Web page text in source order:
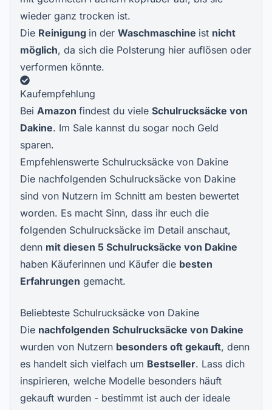
wieder ganz trocken ist.
Die Reinigung in der Waschmaschine ist nicht
möglich, da sich die Polsterung hier auflösen oder
verformen könnte.
Kaufempfehlung
Bei Amazon findest du viele Schulrucksäcke von
Dakine. Im Sale kannst du sogar noch Geld
sparen.
Empfehlenswerte Schulrucksäcke von Dakine
Die nachfolgenden Schulrucksäcke von Dakine
sind von Nutzern im Schnitt am besten bewertet
worden. Es macht Sinn, dass ihr euch die
folgenden Schulrucksäcke im Detail anschaut,
denn mit diesen 5 Schulrucksäcke von Dakine
haben Käuferinnen und Käufer die besten
Erfahrungen gemacht.
Beliebteste Schulrucksäcke von Dakine
Die nachfolgenden Schulrucksäcke von Dakine
wurden von Nutzern besonders oft gekauft, denn
es handelt sich vielfach um Bestseller. Lass dich
inspirieren, welche Modelle besonders häuft
gekauft wurden - bestimmt ist auch der ideale